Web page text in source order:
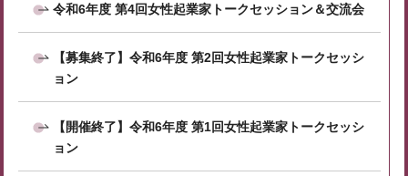
令和6年度 第4回女性起業家トークセッション＆交流会
【募集終了】令和6年度 第2回女性起業家トークセッシ
ョン
【開催終了】令和6年度 第1回女性起業家トークセッシ
ョン